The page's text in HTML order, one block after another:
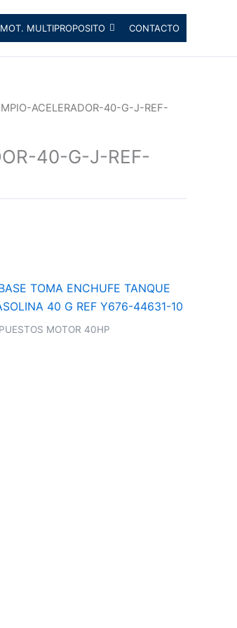
MOT. MULTIPROPOSITO CONTACTO
ACELERADOR-40-G-J-REF-
40-G-J-REF-
MOTOR 40HP